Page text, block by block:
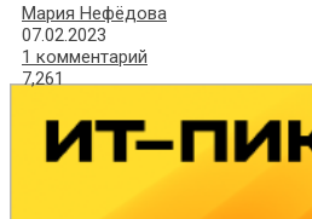
Мария Нефёдова
07.02.2023
1 комментарий
7,261